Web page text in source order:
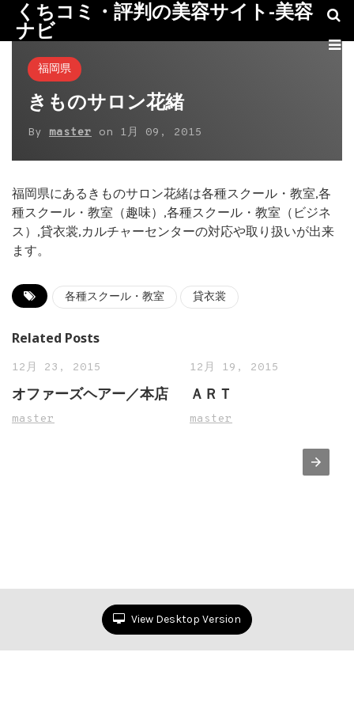
くちコミ・評判の美容サイト-美容
ナビ
福岡県
きものサロン花緒
By master on 1月 09, 2015
福岡県にあるきものサロン花緒は各種スクール・教室,各
種スクール・教室（趣味）,各種スクール・教室（ビジネ
ス）,貸衣裳,カルチャーセンターの対応や取り扱いが出来
ます。
各種スクール・教室 貸衣裳
Related Posts
12月 23, 2015
オファーズヘアー／本店
master
12月 19, 2015
ＡＲＴ
master
View Desktop Version